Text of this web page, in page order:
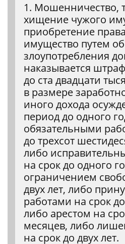
1. Мошенничество,
хищение чужого
приобретение
имущество путем
злоупотребления
наказывается
до ста двадцати
в размере
иного дохода
период до одного
обязательными
до трехсот
либо
на срок до одного
ограничением
двух лет, либо
работами на срок до
либо арестом на
месяцев, либо
на срок до двух лет.